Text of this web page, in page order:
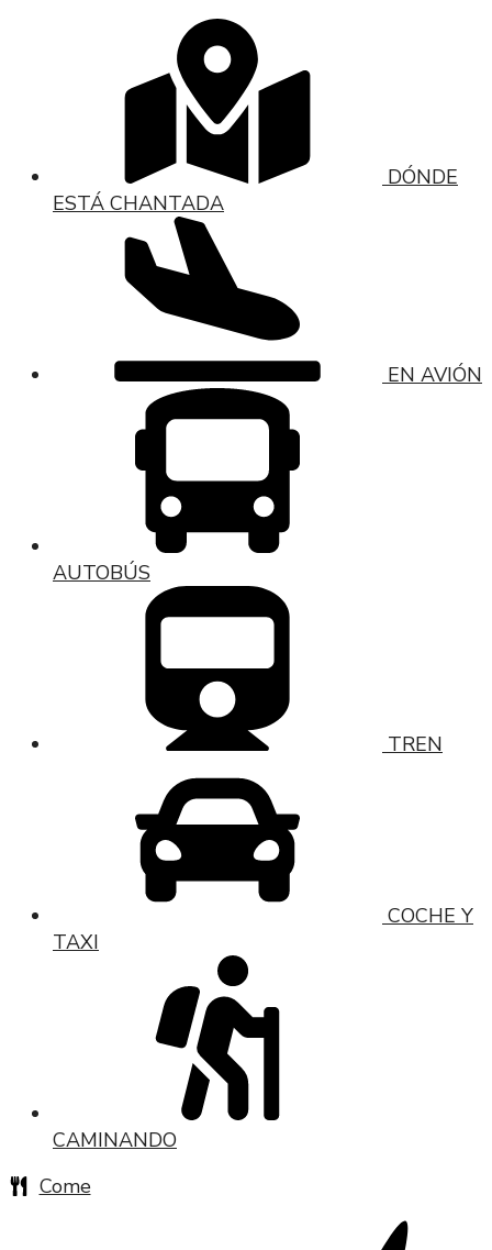
DÓNDE
ESTÁ CHANTADA
EN AVIÓN
AUTOBÚS
TREN
COCHE Y
TAXI
CAMINANDO
Come